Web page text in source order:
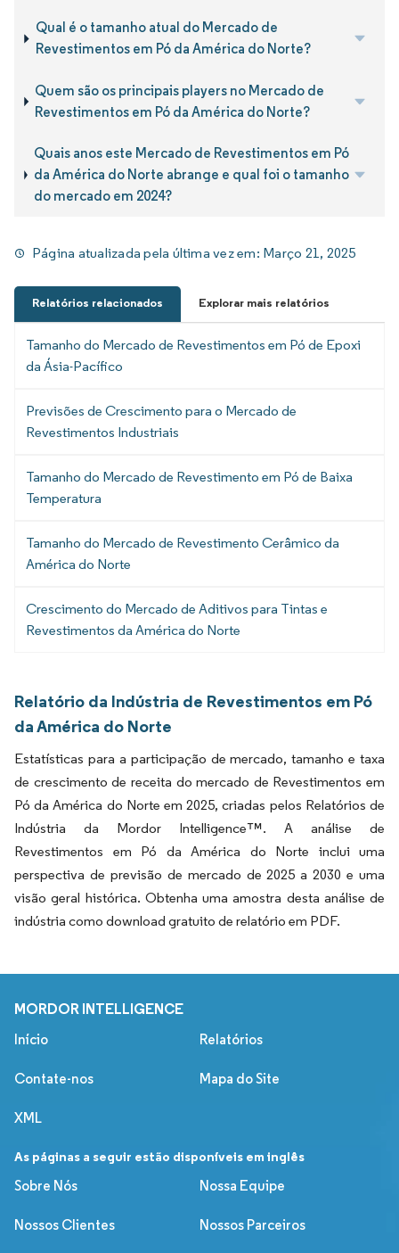
Qual é o tamanho atual do Mercado de
Revestimentos em Pó da América do Norte?
Quem são os principais players no Mercado de
Revestimentos em Pó da América do Norte?
Quais anos este Mercado de Revestimentos em Pó
da América do Norte abrange e qual foi o tamanho
do mercado em 2024?
Página atualizada pela última vez em: Março 21, 2025
Relatórios relacionados Explorar mais relatórios
Tamanho do Mercado de Revestimentos em Pó de Epoxi
da Ásia-Pacífico
Previsões de Crescimento para o Mercado de
Revestimentos Industriais
Tamanho do Mercado de Revestimento em Pó de Baixa
Temperatura
Tamanho do Mercado de Revestimento Cerâmico da
América do Norte
Crescimento do Mercado de Aditivos para Tintas e
Revestimentos da América do Norte
Relatório da Indústria de Revestimentos em Pó
da América do Norte
Estatísticas para a participação de mercado, tamanho e taxa
de crescimento de receita do mercado de Revestimentos em
Pó da América do Norte em 2025, criadas pelos Relatórios de
Indústria da Mordor Intelligence™. A análise de
Revestimentos em Pó da América do Norte inclui uma
perspectiva de previsão de mercado de 2025 a 2030 e uma
visão geral histórica. Obtenha uma amostra desta análise de
indústria como download gratuito de relatório em PDF.
MORDOR INTELLIGENCE
Início Relatórios
Contate-nos Mapa do Site
XML
As páginas a seguir estão disponíveis em inglês
Sobre Nós
Nossa Equipe
Nossos Clientes Nossos Parceiros